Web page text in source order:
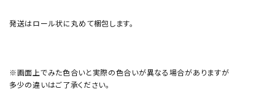
発送はロール状に丸めて梱包します。
※画面上でみた色合いと実際の色合いが異なる場合がありますが
多少の違いはご了承ください。